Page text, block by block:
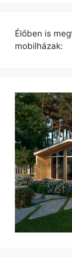
Élőben is
mobilházak: